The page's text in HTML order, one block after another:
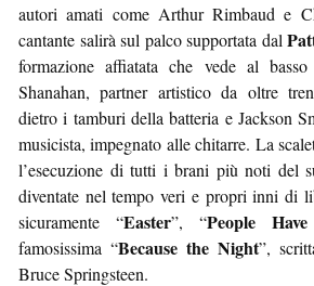
autori amati come Arthur Rimbaud e
cantante salirà sul palco supportata dal
formazione affiatata che vede al
Shanahan, partner artistico da oltre
dietro i tamburi della batteria e Jackson
musicista, impegnato alle chitarre. La
l’esecuzione di tutti i brani più noti del
diventate nel tempo veri e propri inni di
sicuramente “Easter”, “People
famosissima “Because the Night”,
Bruce Springsteen.